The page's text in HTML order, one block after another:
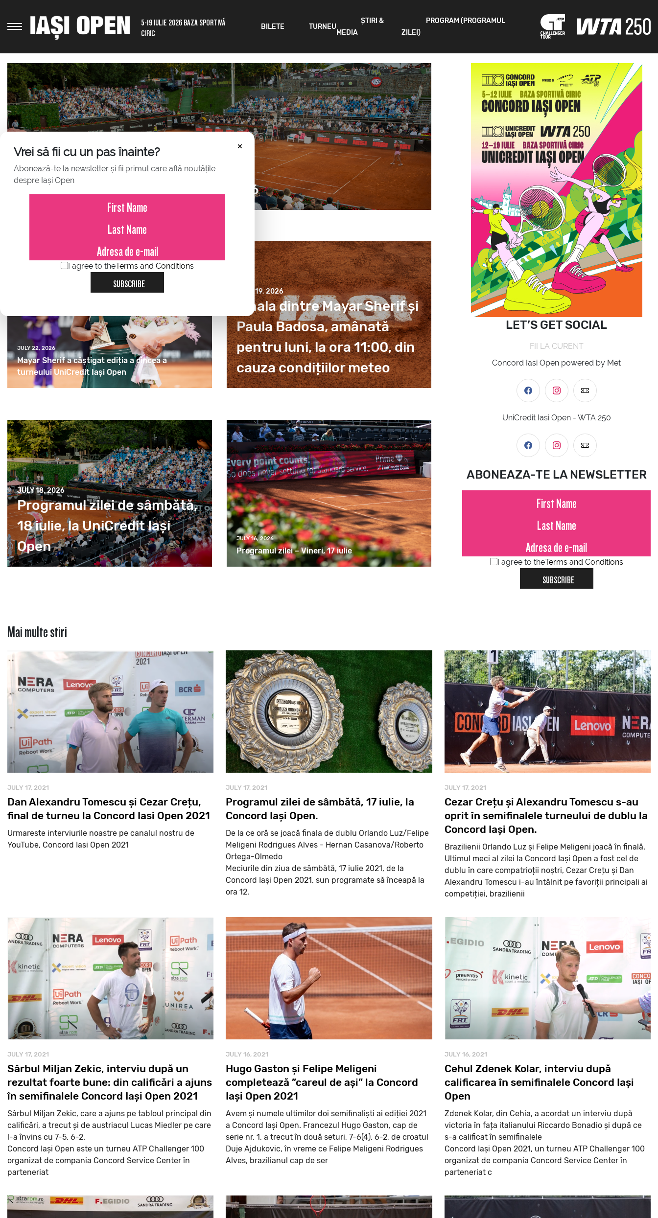
5-19 IULIE 2026 BAZA SPORTIVĂ
CIRIC
BILETE TURNEU
ȘTIRI &
MEDIA
PROGRAM (PROGRAMUL
ZILEI)
×
Vrei să fii cu un pas înainte?
Abonează-te la newsletter și fii primul care află noutățile
despre Iași Open
I agree to theTerms and Conditions
SUBSCRIBE
Comunicat de presă – Iași Open 2026
JULY 22, 2026
Mayar Sherif a câștigat ediția a cincea a
turneului UniCredit Iași Open
JULY 19, 2026
Finala dintre Mayar Sherif și
Paula Badosa, amânată
pentru luni, la ora 11:00, din
cauza condițiilor meteo
JULY 18, 2026
Programul zilei de sâmbătă,
18 iulie, la UniCredit Iași
Open
JULY 16, 2026
Programul zilei – Vineri, 17 iulie
LET’S GET SOCIAL
FII LA CURENT
Concord Iasi Open powered by Met
UniCredit Iasi Open - WTA 250
ABONEAZA-TE LA NEWSLETTER
I agree to theTerms and Conditions
SUBSCRIBE
Mai multe stiri
JULY 17, 2021
Dan Alexandru Tomescu și Cezar Crețu,
final de turneu la Concord Iasi Open 2021
Urmareste interviurile noastre pe canalul nostru de
YouTube, Concord Iasi Open 2021
JULY 17, 2021
Programul zilei de sâmbătă, 17 iulie, la
Concord Iași Open.
De la ce oră se joacă finala de dublu Orlando Luz/Felipe
Meligeni Rodrigues Alves - Hernan Casanova/Roberto
Ortega-Olmedo
Meciurile din ziua de sâmbătă, 17 iulie 2021, de la
Concord Iași Open 2021, sun programate să înceapă la
ora 12.
JULY 17, 2021
Cezar Crețu și Alexandru Tomescu s-au
oprit în semifinalele turneului de dublu la
Concord Iași Open.
Brazilienii Orlando Luz și Felipe Meligeni joacă în finală.
Ultimul meci al zilei la Concord Iași Open a fost cel de
dublu în care compatrioții noștri, Cezar Crețu și Dan
Alexandru Tomescu i-au întâlnit pe favoriții principali ai
competiției, brazilienii
JULY 17, 2021
Sârbul Miljan Zekic, interviu după un
rezultat foarte bune: din calificări a ajuns
în semifinalele Concord Iași Open 2021
Sârbul Miljan Zekic, care a ajuns pe tabloul principal din
calificări, a trecut și de austriacul Lucas Miedler pe care
l-a învins cu 7-5, 6-2.
Concord Iași Open este un turneu ATP Challenger 100
organizat de compania Concord Service Center în
parteneriat
JULY 16, 2021
Hugo Gaston și Felipe Meligeni
completează ”careul de ași” la Concord
Iași Open 2021
Avem și numele ultimilor doi semifinaliști ai ediției 2021
a Concord Iași Open. Francezul Hugo Gaston, cap de
serie nr. 1, a trecut în două seturi, 7-6(4), 6-2, de croatul
Duje Ajdukovic, în vreme ce Felipe Meligeni Rodrigues
Alves, brazilianul cap de ser
JULY 16, 2021
Cehul Zdenek Kolar, interviu după
calificarea în semifinalele Concord Iași
Open
Zdenek Kolar, din Cehia, a acordat un interviu după
victoria în fața italianului Riccardo Bonadio și după ce
s-a calificat în semifinalele
Concord Iași Open 2021, un turneu ATP Challenger 100
organizat de compania Concord Service Center în
parteneriat c